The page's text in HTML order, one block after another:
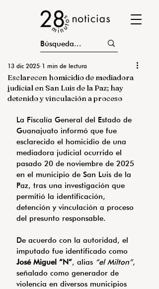
Esclarecen homicidio de mediadora
judicial en San Luis de la Paz; hay
detenido y vinculación a proceso
13 dic 2025 1 min de lectura
La Fiscalía General del Estado de
Guanajuato informó que fue
esclarecido el homicidio de una
mediadora judicial ocurrido el
pasado 20 de noviembre de 2025
en el municipio de San Luis de la
Paz, tras una investigación que
permitió la identificación,
detención y vinculación a proceso
del presunto responsable.
De acuerdo con la autoridad, el
imputado fue identificado como
José Miguel “N”, alias “el Milton”,
señalado como generador de
violencia en diversos municipios